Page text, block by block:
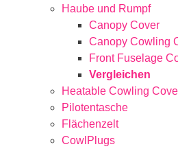
Haube und Rumpf
Canopy Cover
Canopy Cowling
Front Fuselage
Vergleichen
Heatable Cowling
Pilotentasche
Flächenzelt
CowlPlugs